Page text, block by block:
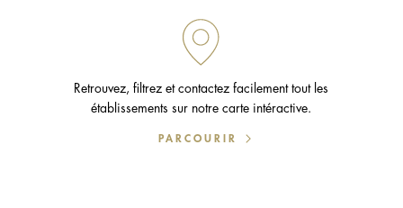
Retrouvez, filtrez et contactez facilement tout les
établissements sur notre carte intéractive.
PARCOURIR